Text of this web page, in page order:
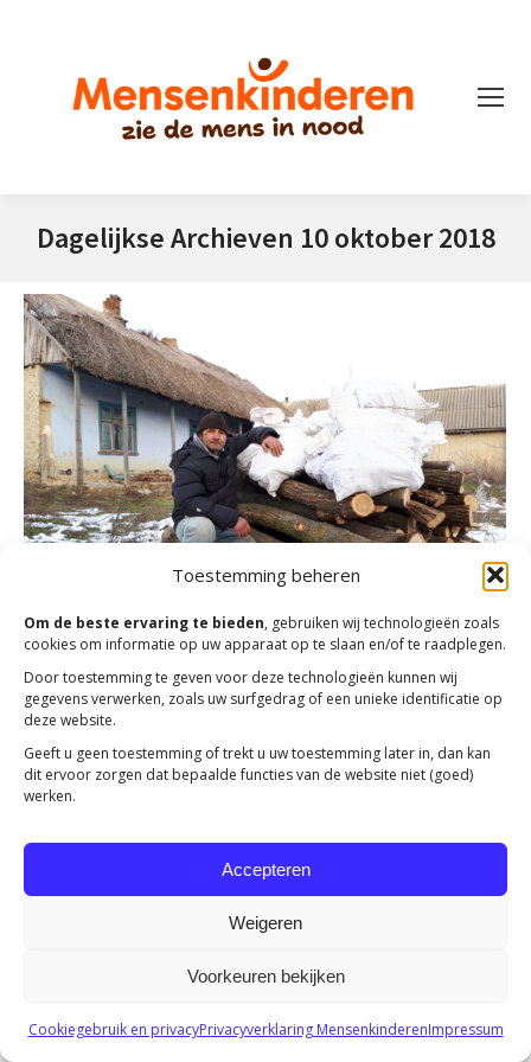
Toestemming beheren
Om de beste ervaring te bieden, gebruiken wij technologieën zoals
cookies om informatie op uw apparaat op te slaan en/of te raadplegen.
Door toestemming te geven voor deze technologieën kunnen wij
gegevens verwerken, zoals uw surfgedrag of een unieke identificatie op
deze website.
Geeft u geen toestemming of trekt u uw toestemming later in, dan kan
dit ervoor zorgen dat bepaalde functies van de website niet (goed)
werken.
Accepteren
Weigeren
Voorkeuren bekijken
Cookiegebruik en privacyPrivacyverklaring MensenkinderenImpressum
Dagelijkse Archieven 10 oktober 2018
Actie Brandhout Winter 2017-2018
Verslagen DoorK Koster 10 oktober 2018
Het is voor ons verbazingwekkend hoe brandhout het
hoop en vertrouwen in de toekomst kan geven.
Copyright 2023 -Mensenkinderen